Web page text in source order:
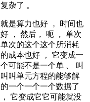
复杂了 。
就是算力也好 ， 时间也
好 ， 然后， 呃 ， 单次
单次的这个这个所消耗
的成本也好 ， 它变成一
个可能不是一个单 、 叫
叫叫单元方程的能够解
的一个一个一个数据了
， 它变成它它可能就没